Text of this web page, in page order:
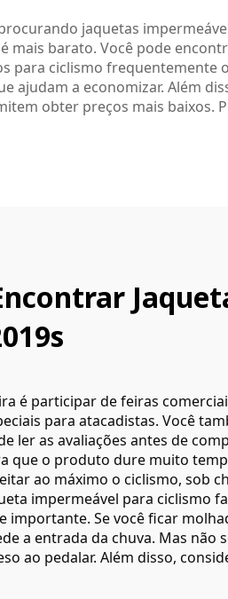
jaquetas
mais barato. Você pode
para ciclismo frequentemente
ajudam a economizar. Além
obter preços mais baixos.
é participar de feiras
para atacadistas. Você
ler as avaliações antes de
que o produto dure muito
ao máximo o ciclismo, sob
impermeável para ciclismo
importante. Se você ficar
a entrada da chuva. Mas não
ao pedalar. Além disso,